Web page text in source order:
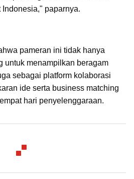
Indonesia," paparnya.
pameran ini tidak hanya
untuk menampilkan beragam
sebagai platform kolaborasi
ide serta business matching
hari penyelenggaraan.